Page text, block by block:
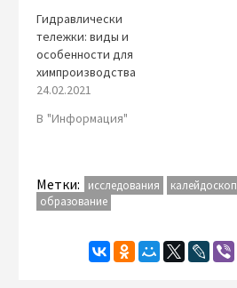
Гидравлически
тележки: виды и
особенности для
химпроизводства
24.02.2021
В "Информация"
Метки: исследования калейдоскоп
образование